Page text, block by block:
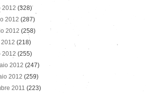
2012 (328)
2012 (287)
2012 (258)
(218)
2012 (255)
2012 (247)
2012 (259)
2011 (223)